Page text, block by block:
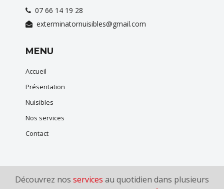
07 66 14 19 28
exterminatornuisibles@gmail.com
MENU
Accueil
Présentation
Nuisibles
Nos services
Contact
Découvrez nos services au quotidien dans plusieurs